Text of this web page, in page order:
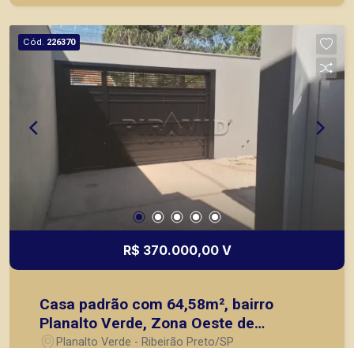
Ribeirão Preto.
Cód. 226370
R$ 370.000,00 V
Casa padrão com 64,58m², bairro
Planalto Verde, Zona Oeste de
Ribeirão Preto/SP.
Planalto Verde - Ribeirão Preto/SP